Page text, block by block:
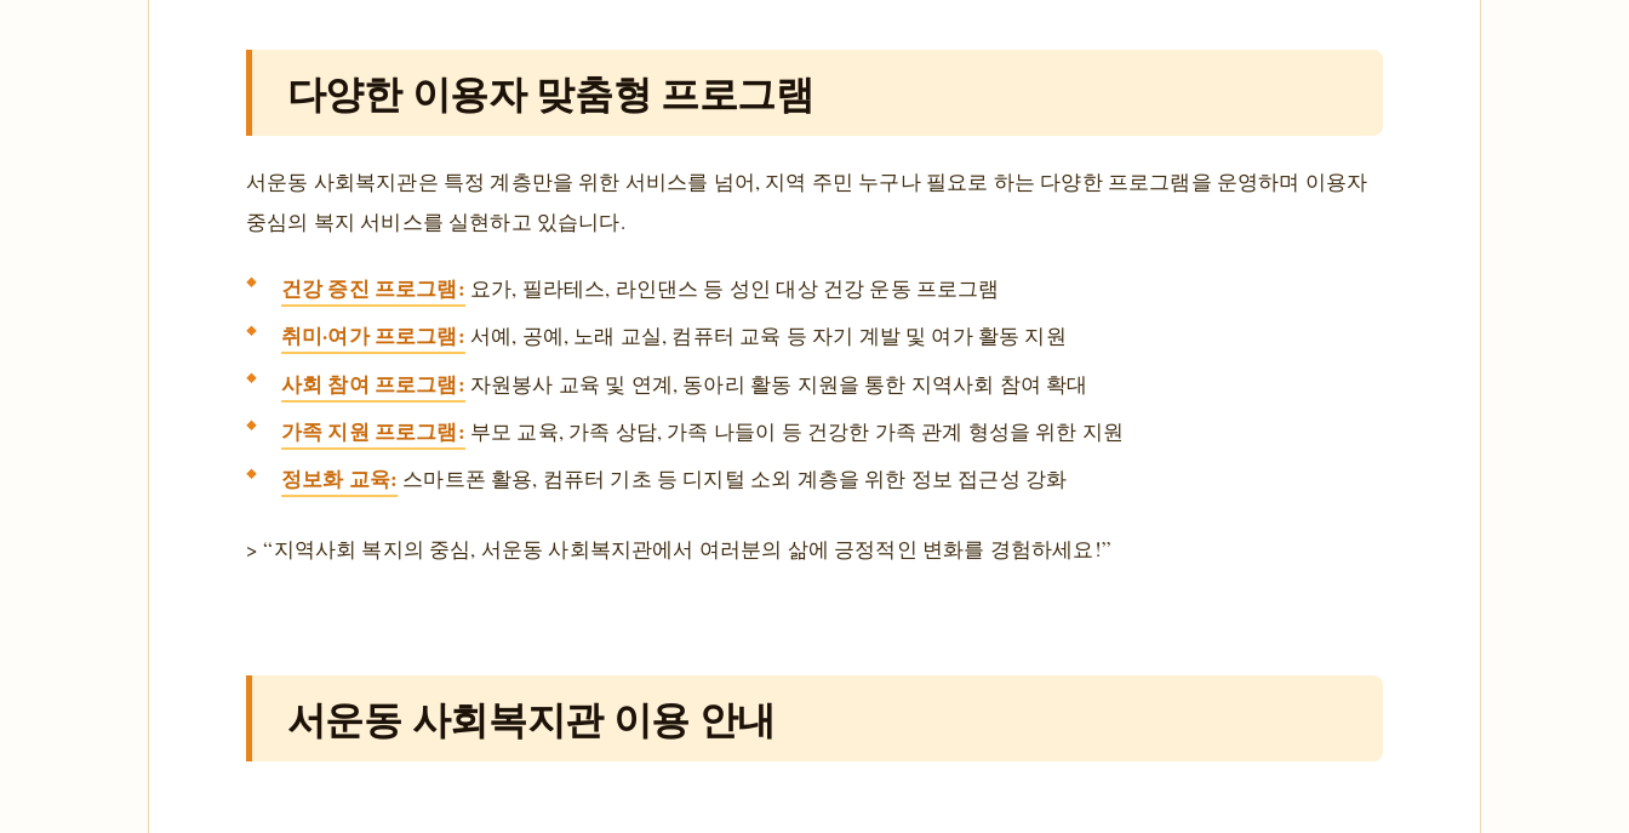
다양한 이용자 맞춤형 프로그램
서운동 사회복지관은 특정 계층만을 위한 서비스를 넘어, 지역 주민 누구나 필요로 하는 다양한 프로그램을 운영하며 이용자
중심의 복지 서비스를 실현하고 있습니다.
건강 증진 프로그램: 요가, 필라테스, 라인댄스 등 성인 대상 건강 운동 프로그램
취미·여가 프로그램: 서예, 공예, 노래 교실, 컴퓨터 교육 등 자기 계발 및 여가 활동 지원
사회 참여 프로그램: 자원봉사 교육 및 연계, 동아리 활동 지원을 통한 지역사회 참여 확대
가족 지원 프로그램: 부모 교육, 가족 상담, 가족 나들이 등 건강한 가족 관계 형성을 위한 지원
정보화 교육: 스마트폰 활용, 컴퓨터 기초 등 디지털 소외 계층을 위한 정보 접근성 강화
> “지역사회 복지의 중심, 서운동 사회복지관에서 여러분의 삶에 긍정적인 변화를 경험하세요!”
서운동 사회복지관 이용 안내